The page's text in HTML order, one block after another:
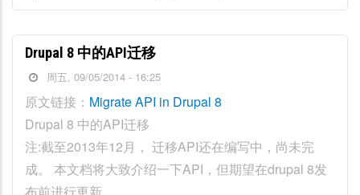
Drupal 8 中的API迁移
周五, 09/05/2014 - 16:25
原文链接： Migrate API in Drupal 8
Drupal 8 中的API迁移
注:截至2013年12月， 迁移API还在编写中，尚未完
成。 本文档将大致介绍一下API，但期望在drupal 8发
布前进行更新。